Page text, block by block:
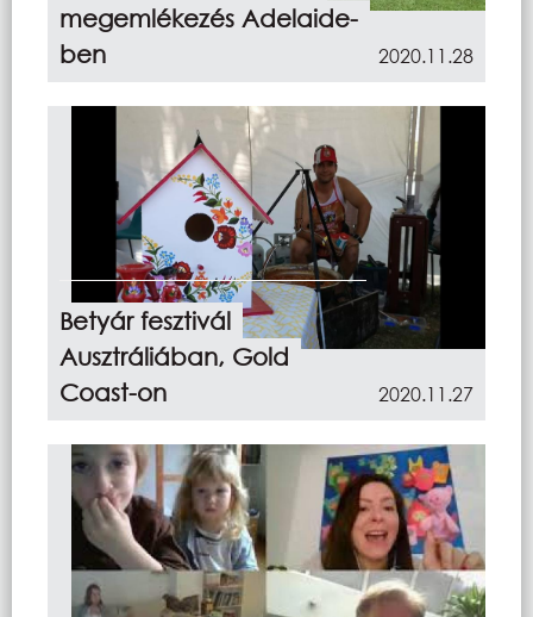
megemlékezés Adelaide-
ben
2020.11.28
Betyár fesztivál
Ausztráliában, Gold
Coast-on
2020.11.27